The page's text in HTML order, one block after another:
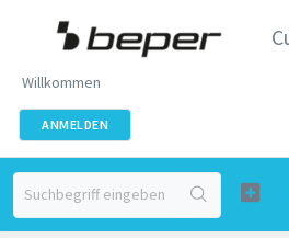
Willkommen
ANMELDEN